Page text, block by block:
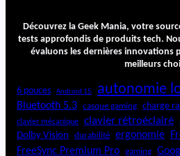
Découvrez la Geek Mania, votre
tests approfondis de produits tech.
évaluons les dernières innovations
meilleurs
6 pouces Android 15 autonomie
Bluetooth 5.3 casque gaming charge
clavier mécanique clavier rétroéclairé
Dolby Vision durabilité ergonomie
FreeSync Premium Pro
gaming